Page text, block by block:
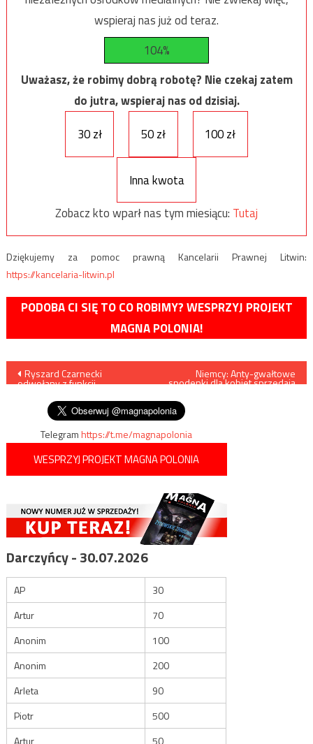
wspieraj nas już od teraz.
104%
Uważasz, że robimy dobrą robotę? Nie czekaj zatem
do jutra, wspieraj nas od dzisiaj.
30 zł
50 zł 100 zł
Inna kwota
Zobacz kto wparł nas tym miesiącu: Tutaj
Dziękujemy za pomoc prawną Kancelarii Prawnej Litwin:
https://kancelaria-litwin.pl
PODOBA CI SIĘ TO CO ROBIMY? WESPRZYJ PROJEKT
MAGNA POLONIA!
Nawigacja
wpisu
Ryszard Czarnecki
odwołany z funkcji
Niemcy: Anty-gwałtowe
spodenki dla kobiet sprzedają
Telegramhttps://t.me/magnapolonia
WESPRZYJ PROJEKT MAGNA POLONIA
Darczyńcy - 30.07.2026
AP
30
Artur
70
Anonim
100
Anonim
200
Arleta
90
Piotr
500
Artur
50